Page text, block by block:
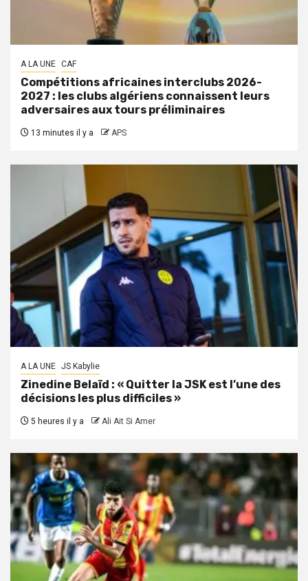
A LA UNE CAF
Compétitions africaines interclubs 2026-
2027 : les clubs algériens connaissent leurs
adversaires aux tours préliminaires
13 minutes il y a APS
A LA UNE JS Kabylie
Zinedine Belaïd : « Quitter la JSK est l’une des
décisions les plus difficiles »
5 heures il y a Ali Ait Si Amer